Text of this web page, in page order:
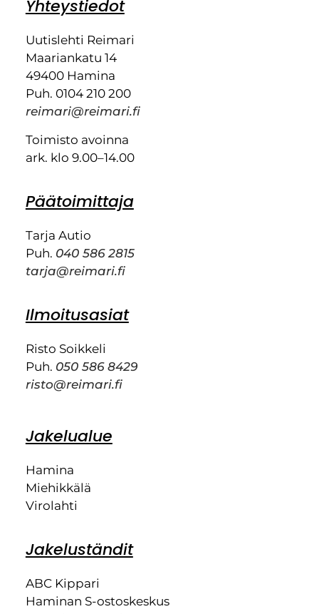
Yhteystiedot
Uutislehti Reimari
Maariankatu 14
49400 Hamina
Puh. 0104 210 200
reimari@reimari.fi
Toimisto avoinna
ark. klo 9.00–14.00
Päätoimittaja
Tarja Autio
Puh. 040 586 2815
tarja@reimari.fi
Ilmoitusasiat
Risto Soikkeli
Puh. 050 586 8429
risto@reimari.fi
Jakelualue
Hamina
Miehikkälä
Virolahti
Jakeluständit
ABC Kippari
Haminan S-ostoskeskus